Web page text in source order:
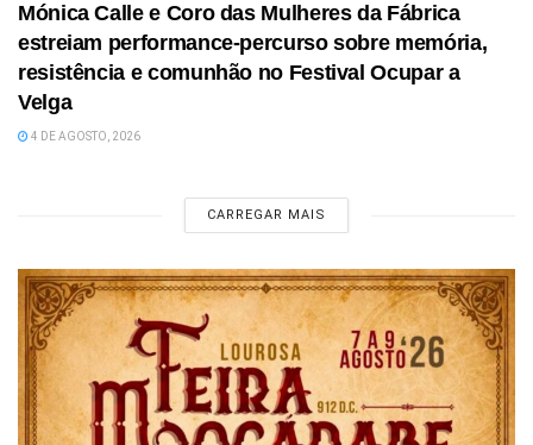
Mónica Calle e Coro das Mulheres da Fábrica
estreiam performance-percurso sobre memória,
resistência e comunhão no Festival Ocupar a
Velga
4 DE AGOSTO, 2026
CARREGAR MAIS